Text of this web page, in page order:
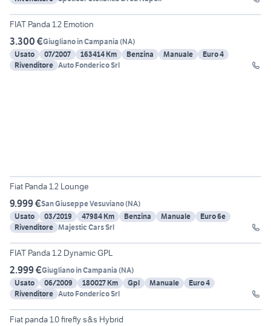
17
FIAT Panda 1.2 Emotion
3.300 €Giugliano in Campania (NA)
Usato
07/2007 163414 Km Benzina Manuale
Euro 4
Rivenditore Auto Fonderico Srl
Fiat Panda 1.2 Lounge
9.999 €San Giuseppe Vesuviano(NA)
Usato
03/2019 47984 Km Benzina Manuale
Euro 6e
Rivenditore Majestic Cars Srl
16
FIAT Panda 1.2 Dynamic GPL
2.999 €Giugliano in Campania (NA)
Usato
06/2009 180027 Km Gpl Manuale
Euro 4
Rivenditore Auto Fonderico Srl
6
Fiat panda 1.0 firefly s&s Hybrid